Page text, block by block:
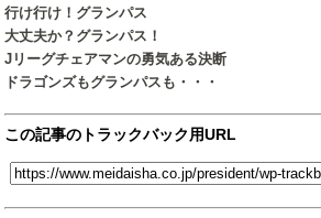
行け行け！グランパス
大丈夫か？グランパス！
Jリーグチェアマンの勇気ある決断
ドラゴンズもグランパスも・・・
この記事のトラックバック用URL